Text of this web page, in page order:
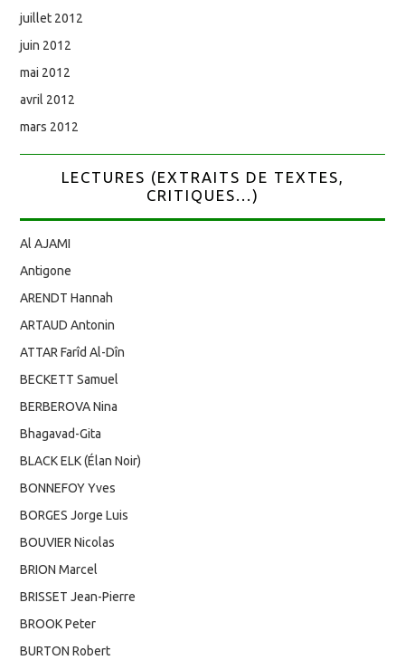
juillet 2012
juin 2012
mai 2012
avril 2012
mars 2012
LECTURES (EXTRAITS DE TEXTES,
CRITIQUES...)
Al AJAMI
Antigone
ARENDT Hannah
ARTAUD Antonin
ATTAR Farîd Al-Dîn
BECKETT Samuel
BERBEROVA Nina
Bhagavad-Gita
BLACK ELK (Élan Noir)
BONNEFOY Yves
BORGES Jorge Luis
BOUVIER Nicolas
BRION Marcel
BRISSET Jean-Pierre
BROOK Peter
BURTON Robert